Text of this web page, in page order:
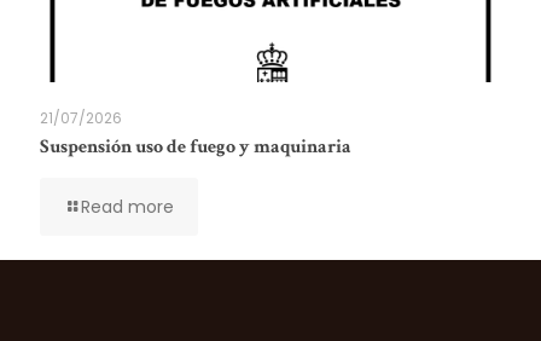
21/07/2026
Suspensión uso de fuego y maquinaria
Read more